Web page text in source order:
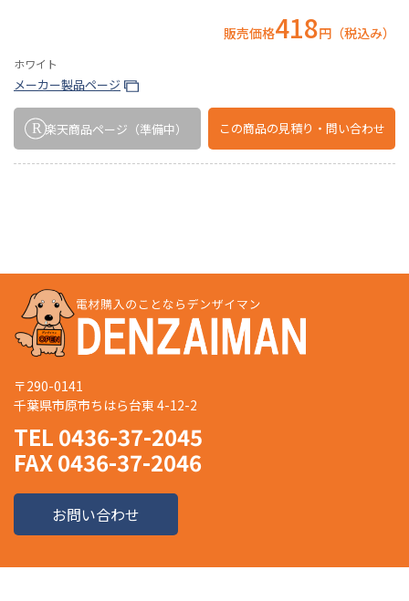
販売価格418円（税込み）
ホワイト
メーカー製品ページ
楽天商品ページ （準備中） この商品の見積り・問い合わせ
〒290-0141
千葉県市原市ちはら台東 4-12-2
TEL 0436-37-2045
FAX 0436-37-2046
お問い合わせ